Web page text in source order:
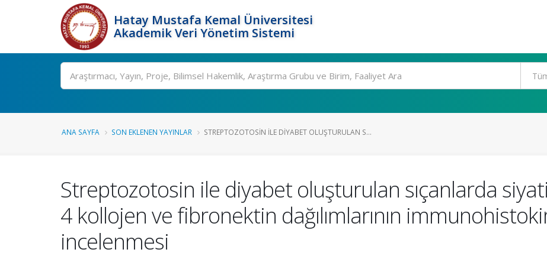
Hatay Mustafa Kemal Üniversitesi
Akademik Veri Yönetim Sistemi
Ara
ANA SAYFA SON EKLENEN YAYINLAR STREPTOZOTOSIN ILE DIYABET OLUŞTURULAN S...
Streptozotosin ile diyabet oluşturulan sıçanlarda
4 kollojen ve fibronektin dağılımlarının
incelenmesi